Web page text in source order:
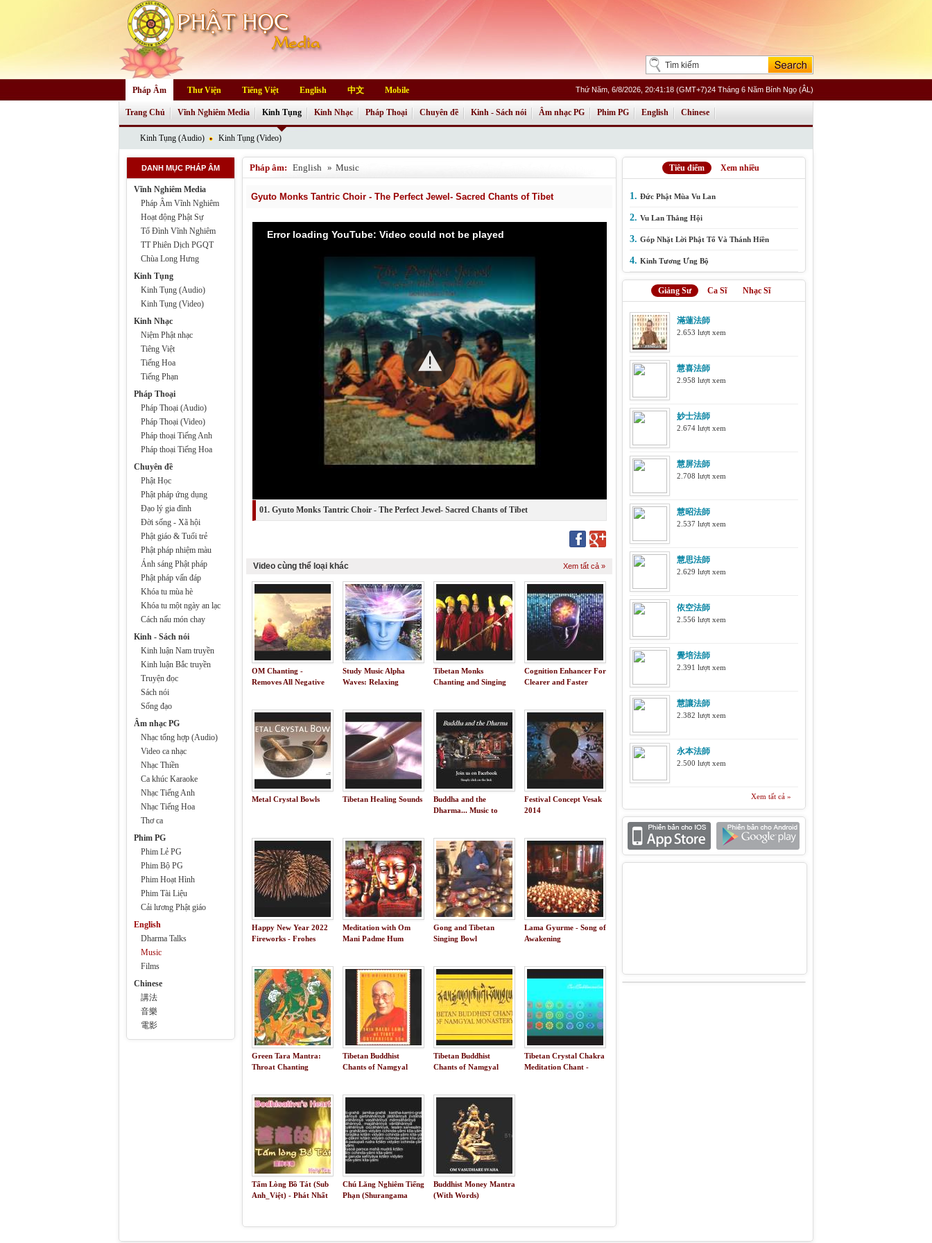
Pháp Âm Thư Viện Tiếng Việt English 中文 Mobile Thứ Năm, 6/8/2026, 20:41:18 (GMT+7)24 Tháng 6 Năm Bính Ngọ (ÂL)
Trang Chủ Vĩnh Nghiêm Media Kinh Tụng
Kinh Tụng (Audio) Kinh Tụng (Video)
Kinh Nhạc Pháp Thoại Chuyên đề Kinh - Sách nói Âm nhạc PG Phim PG English Chinese
DANH MỤC PHÁP ÂM
Vĩnh Nghiêm Media
Pháp Âm Vĩnh Nghiêm
Hoạt động Phật Sự
Tổ Đình Vĩnh Nghiêm
TT Phiên Dịch PGQT
Chùa Long Hưng
Kinh Tụng
Kinh Tụng (Audio)
Kinh Tụng (Video)
Kinh Nhạc
Niệm Phật nhạc
Tiêng Việt
Tiếng Hoa
Tiếng Phạn
Pháp Thoại
Pháp Thoại (Audio)
Pháp Thoại (Video)
Pháp thoại Tiếng Anh
Pháp thoại Tiếng Hoa
Chuyên đề
Phật Học
Phật pháp ứng dụng
Đạo lý gia đình
Đời sống - Xã hội
Phật giáo & Tuổi trẻ
Phật pháp nhiệm màu
Ánh sáng Phật pháp
Phật pháp vấn đáp
Khóa tu mùa hè
Khóa tu một ngày an lạc
Cách nấu món chay
Kinh - Sách nói
Kinh luận Nam truyền
Kinh luận Bắc truyền
Truyện đọc
Sách nói
Sống đạo
Âm nhạc PG
Nhạc tổng hợp (Audio)
Video ca nhạc
Nhạc Thiền
Ca khúc Karaoke
Nhạc Tiếng Anh
Nhạc Tiếng Hoa
Thơ ca
Phim PG
Phim Lẻ PG
Phim Bộ PG
Phim Hoạt Hình
Phim Tài Liệu
Cải lương Phật giáo
English
Dharma Talks
Music
Films
Chinese
講法
音樂
電影
Pháp âm: English » Music
Gyuto Monks Tantric Choir - The Perfect Jewel- Sacred Chants of Tibet
Error loading YouTube: Video could not be played
01. Gyuto Monks Tantric Choir - The Perfect Jewel- Sacred Chants of Tibet
Video cùng thể loại khác Xem tất cả »
OM Chanting -
Removes All Negative
Study Music Alpha
Waves: Relaxing
Concentration Music
Tibetan Monks
Chanting and Singing
Cognition Enhancer For
Clearer and Faster
Metal Crystal Bowls Tibetan Healing Sounds
Buddha and the
Dharma... Music to
Festival Concept Vesak
2014
Happy New Year 2022
Fireworks - Frohes
Meditation with Om
Mani Padme Hum
Gong and Tibetan
Singing Bowl
Lama Gyurme - Song of
Awakening
Green Tara Mantra:
Throat Chanting
Tibetan Buddhist
Chants of Namgyal
Tibetan Buddhist
Chants of Namgyal
Tibetan Crystal Chakra
Meditation Chant -
Tấm Lòng Bồ Tát (Sub
Anh_Việt) - Phát Nhất
Chú Lăng Nghiêm Tiếng
Phạn (Shurangama
Buddhist Money Mantra
(With Words)
Tiêu điểm Xem nhiều
1. Đức Phật Mùa Vu Lan
2. Vu Lan Thắng Hội
3. Góp Nhặt Lời Phật Tổ Và Thánh Hiền
4. Kinh Tương Ưng Bộ
Giảng Sư Ca Sĩ Nhạc Sĩ
滿蓮法師
2.653 lượt xem
慧喜法師
2.958 lượt xem
妙士法師
2.674 lượt xem
慧屏法師
2.708 lượt xem
慧昭法師
2.537 lượt xem
慧思法師
2.629 lượt xem
依空法師
2.556 lượt xem
覺培法師
2.391 lượt xem
慧讓法師
2.382 lượt xem
永本法師
2.500 lượt xem
Xem tất cả »